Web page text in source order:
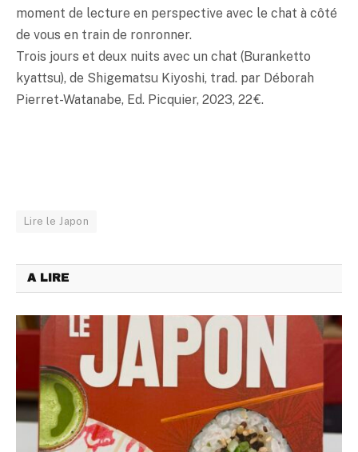
moment de lecture en perspective avec le chat à côté
de vous en train de ronronner.
Trois jours et deux nuits avec un chat (Buranketto
kyattsu), de Shigematsu Kiyoshi, trad. par Déborah
Pierret-Watanabe, Ed. Picquier, 2023, 22 €.
Lire le Japon
A LIRE